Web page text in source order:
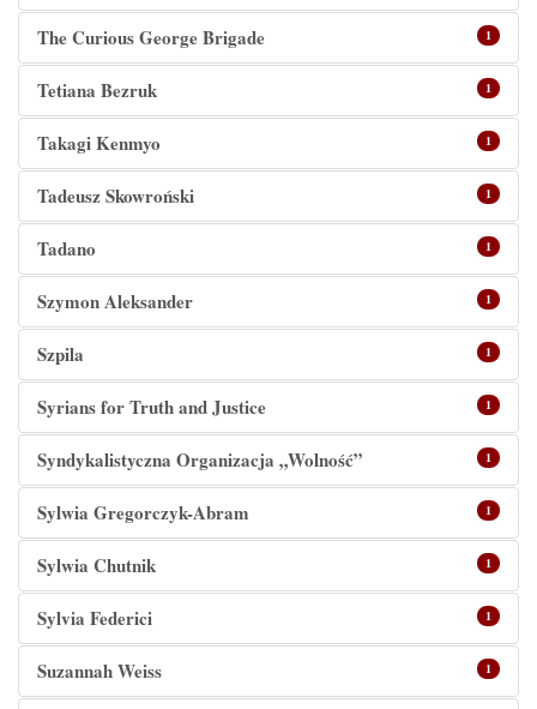
The Curious George Brigade 1
Tetiana Bezruk 1
Takagi Kenmyo 1
Tadeusz Skowroński 1
Tadano 1
Szymon Aleksander 1
Szpila 1
Syrians for Truth and Justice 1
Syndykalistyczna Organizacja „Wolność” 1
Sylwia Gregorczyk-Abram 1
Sylwia Chutnik 1
Sylvia Federici 1
Suzannah Weiss 1